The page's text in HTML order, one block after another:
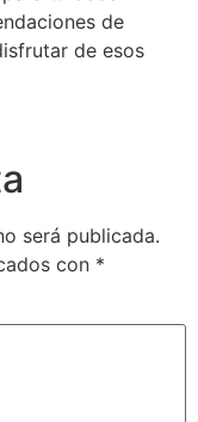
de
de esos
será publicada.
con *